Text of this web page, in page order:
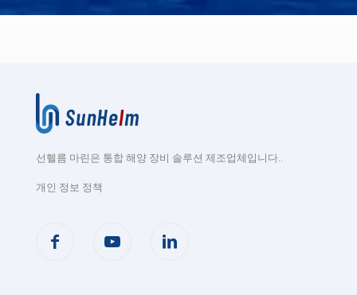
선헬름 마린은 통합 해양 장비 솔루션 제조업체입니다..
개인 정보 정책